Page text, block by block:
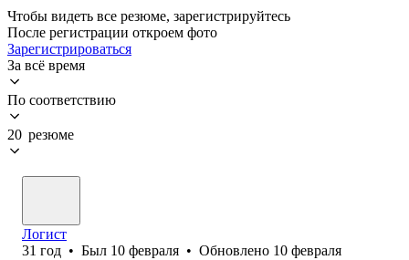
Чтобы видеть все резюме, зарегистрируйтесь
После регистрации откроем фото
Зарегистрироваться
За всё время
По соответствию
20 резюме
Логист
31 год • Был 10 февраля • Обновлено 10 февраля